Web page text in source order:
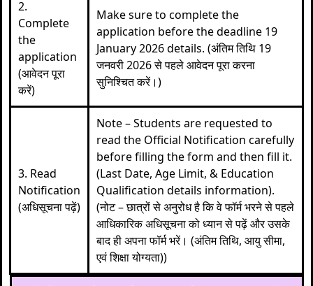
2.
Complete
the
application
(आवेदन पूरा
करें)
Make sure to complete the
application before the deadline 19
January 2026 details. (अंतिम तिथि 19
जनवरी 2026 से पहले आवेदन पूरा करना
सुनिश्चित करें।)
3. Read
Notification
(अधिसूचना पढ़ें)
Note – Students are requested to
read the Official Notification carefully
before filling the form and then fill it.
(Last Date, Age Limit, & Education
Qualification details information).
(नोट – छात्रों से अनुरोध है कि वे फॉर्म भरने से पहले
आधिकारिक अधिसूचना को ध्यान से पढ़ें और उसके
बाद ही अपना फॉर्म भरें। (अंतिम तिथि, आयु सीमा,
एवं शिक्षा योग्यता))